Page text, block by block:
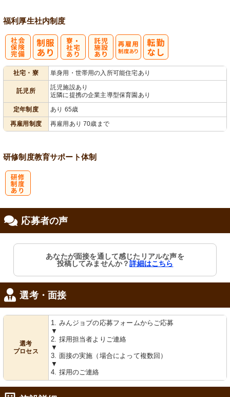
福利厚生社内制度
社宅・寮 単身用・世帯用の入所可能住宅あり
託児所
託児施設あり
近隣に提携の企業主導型保育園あり
定年制度
あり 65歳
再雇用制度
再雇用あり 70歳まで
研修制度教育サポート体制
応募者の声
あなたが面接を通して感じたリアルな声を
投稿してみませんか？詳細はこちら
選考・面接
選考
プロセス
1. みんジョブの応募フォームからご応募
▼
2. 採用担当者よりご連絡
▼
3. 面接の実施（場合によって複数回）
▼
4. 採用のご連絡